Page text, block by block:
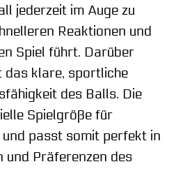
jederzeit im Auge zu
Reaktionen und
Spiel führt. Darüber
das klare, sportliche
des Balls. Die
Spielgröße für
passt somit perfekt in
und Präferenzen des